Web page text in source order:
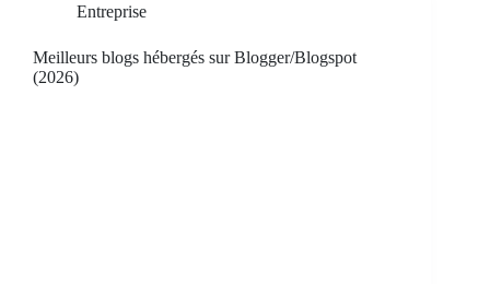
Entreprise
Meilleurs blogs hébergés sur Blogger/Blogspot
(2026)